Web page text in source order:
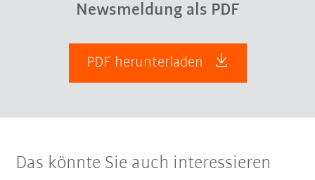
Newsmeldung als PDF
PDF herunterladen
Das könnte Sie auch interessieren